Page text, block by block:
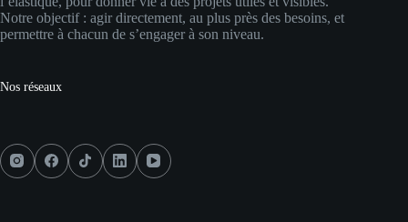
Notre objectif : agir directement, au plus près des besoins, et
permettre à chacun de s’engager à son niveau.
Nos réseaux